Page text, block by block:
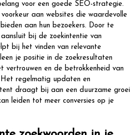
voor een goede SEO-strategie.
aan websites die waardevolle
aan hun bezoekers. Door te
bij de zoekintentie van
bij het vinden van relevante
je positie in de zoekresultaten
vertrouwen en de betrokkenheid van
regelmatig updaten en
draagt bij aan een duurzame groei
leiden tot meer conversies op je